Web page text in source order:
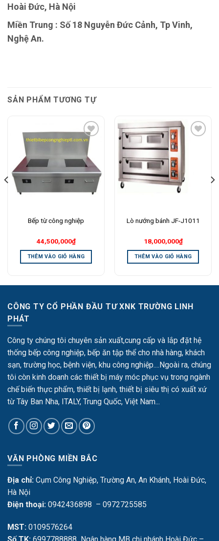
Hoài Đức, Hà Nội
Miền Trung : Số 18 Nguyễn Đức Cảnh, Tp Vinh,
Nghệ An.
SẢN PHẨM TƯƠNG TỰ
Add to
Wishlist
Bếp từ công nghiệp
44,500,000₫
THÊM VÀO GIỎ HÀNG
Lò nướng bánh JF-J1011
18,000,000₫
THÊM VÀO GIỎ HÀNG
CÔNG TY CỔ PHẦN ĐẦU TƯ XNK TRƯỜNG LINH
PHÁT
Công ty chúng tôi chuyên sản xuất,cung cấp và lắp đặt hệ
thống bếp công nghiệp, bếp ăn tập thể cho nhà hàng, khách
sạn, trường học, bệnh viện, khu công nghiệp....Ngoài ra, chúng
tôi còn kinh doanh các thiết bị máy móc phục vụ trong ngành
chế biến thực phẩm, thiết bị lạnh, thiết bị siêu thị có xuất xứ
từ Tây Ban Nha, ITALY, Trung Quốc, Việt Nam...
VĂN PHÒNG MIỀN BẮC
Địa chỉ: Cụm Công Nghiệp, Trường An, An Khánh, Hoài Đức,
Hà Nội
Điện thoại: 0942436898 – 0972725585
MST: 0109576264